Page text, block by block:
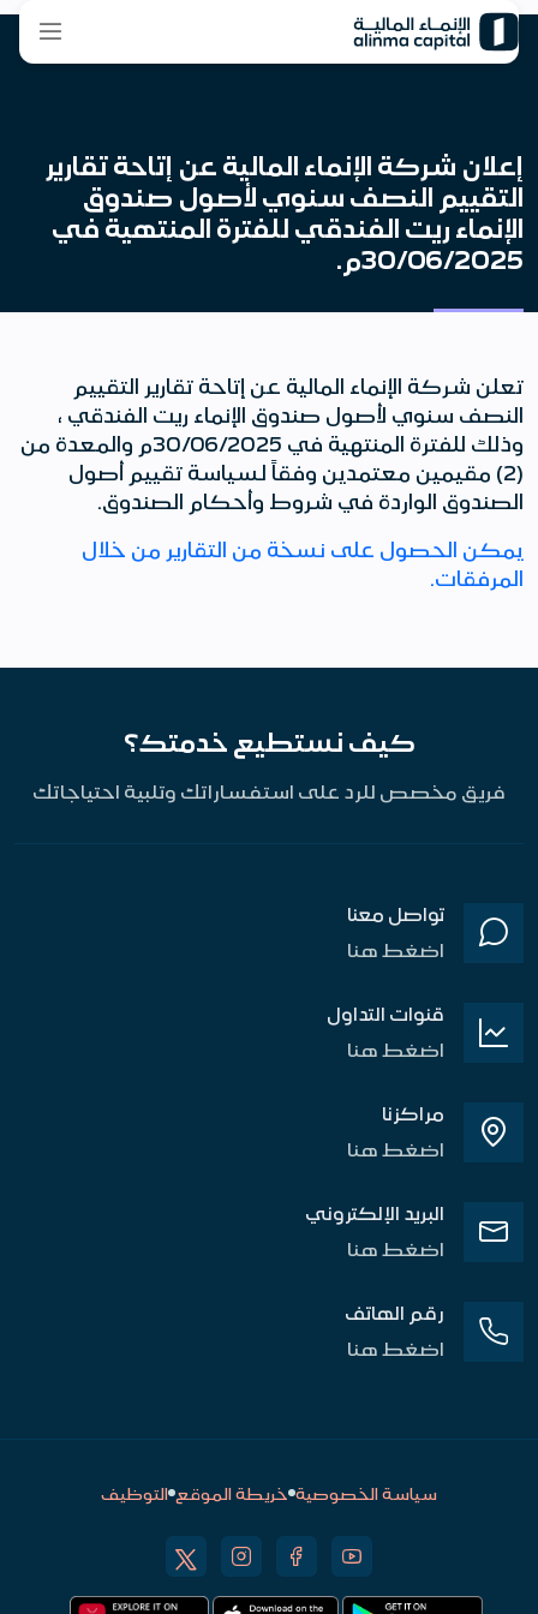
إعلان شركة الإنماء المالية عن إتاحة تقارير
التقييم النصف سنوي لأصول صندوق
الإنماء ريت الفندقي للفترة المنتهية في
30/06/2025م.
تعلن شركة الإنماء المالية عن إتاحة تقارير التقييم
النصف سنوي لأصول صندوق الإنماء ريت الفندقي ،
وذلك للفترة المنتهية في 30/06/2025م والمعدة من
(2) مقيمين معتمدين وفقاً لسياسة تقييم أصول
الصندوق الواردة في شروط وأحكام الصندوق.
يمكن الحصول على نسخة من التقارير من خلال
المرفقات.
كيف نستطيع خدمتك؟
فريق مخصص للرد على استفساراتك وتلبية احتياجاتك
تواصل معنا
اضغط هنا
قنوات التداول
اضغط هنا
مراكزنا
اضغط هنا
البريد الإلكتروني
اضغط هنا
رقم الهاتف
اضغط هنا
سياسة الخصوصية خريطة الموقع التوظيف